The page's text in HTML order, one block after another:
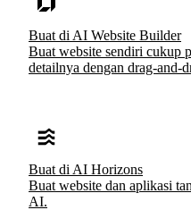
Buat di AI Website Builder
Buat website sendiri cukup
detailnya dengan drag-and-
Buat di AI Horizons
Buat website dan aplikasi
AI.